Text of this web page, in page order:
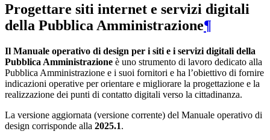
Progettare siti internet e servizi digitali
della Pubblica Amministrazione¶
Il Manuale operativo di design per i siti e i servizi digitali della
Pubblica Amministrazione è uno strumento di lavoro dedicato alla
Pubblica Amministrazione e i suoi fornitori e ha l’obiettivo di fornire
indicazioni operative per orientare e migliorare la progettazione e la
realizzazione dei punti di contatto digitali verso la cittadinanza.
La versione aggiornata (versione corrente) del Manuale operativo di
design corrisponde alla 2025.1.